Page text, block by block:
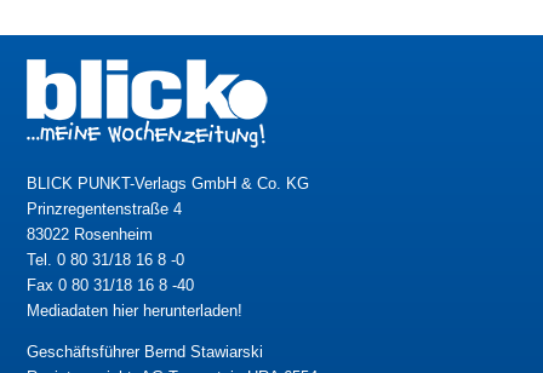
BLICK PUNKT-Verlags GmbH & Co. KG
Prinzregentenstraße 4
83022 Rosenheim
Tel. 0 80 31/18 16 8 -0
Fax 0 80 31/18 16 8 -40
Mediadaten hier herunterladen!
Geschäftsführer Bernd Stawiarski